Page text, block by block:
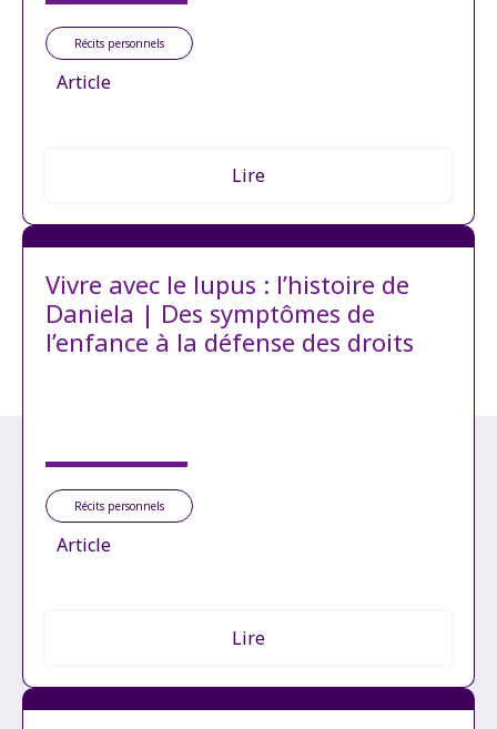
Récits personnels
Article
Lire
Vivre avec le lupus : l’histoire de
Daniela | Des symptômes de
l’enfance à la défense des droits
Récits personnels
Article
Lire